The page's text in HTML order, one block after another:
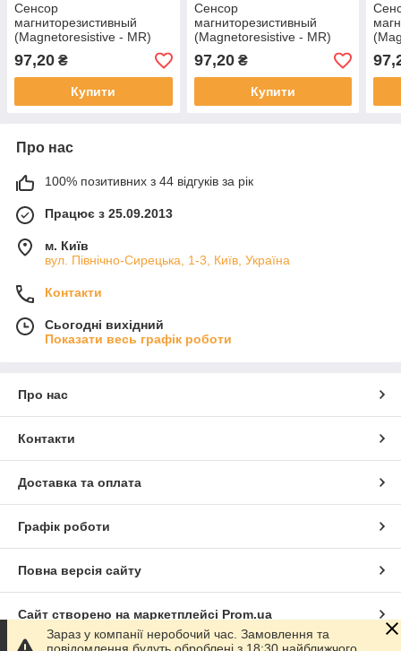
Сенсор
магниторезистивный
(Magnetoresistive - MR)
ADT922-14E (NVE)
97,20 ₴
Купити
Сенсор
магниторезистивный
(Magnetoresistive - MR)
ADT923-14E (NVE)
97,20₴
Купити
Про нас
100% позитивних з 44 відгуків за рік
Працює з 25.09.2013
м. Київ
вул. Північно-Сирецька, 1-3, Київ, Україна
Контакти
Сьогодні вихідний
Показати весь графік роботи
Про нас
Контакти
Доставка та оплата
Графік роботи
Повна версія сайту
Сайт створено на маркетплейсі Prom.ua
Зараз у компанії неробочий час. Замовлення та